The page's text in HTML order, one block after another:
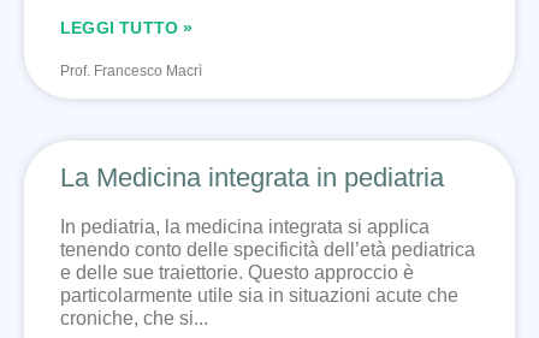
LEGGI TUTTO »
Prof. Francesco Macrì
La Medicina integrata in pediatria
In pediatria, la medicina integrata si applica
tenendo conto delle specificità dell’età pediatrica
e delle sue traiettorie. Questo approccio è
particolarmente utile sia in situazioni acute che
croniche, che si